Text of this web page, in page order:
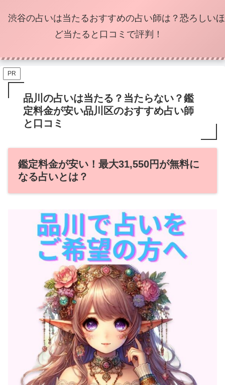
渋谷の占いは当たるおすすめの占い師は？恐ろしいほ
ど当たると口コミで評判！
PR
品川の占いは当たる？当たらない？鑑
定料金が安い品川区のおすすめ占い師
と口コミ
鑑定料金が安い！最大31,550円が無料に
なる占いとは？